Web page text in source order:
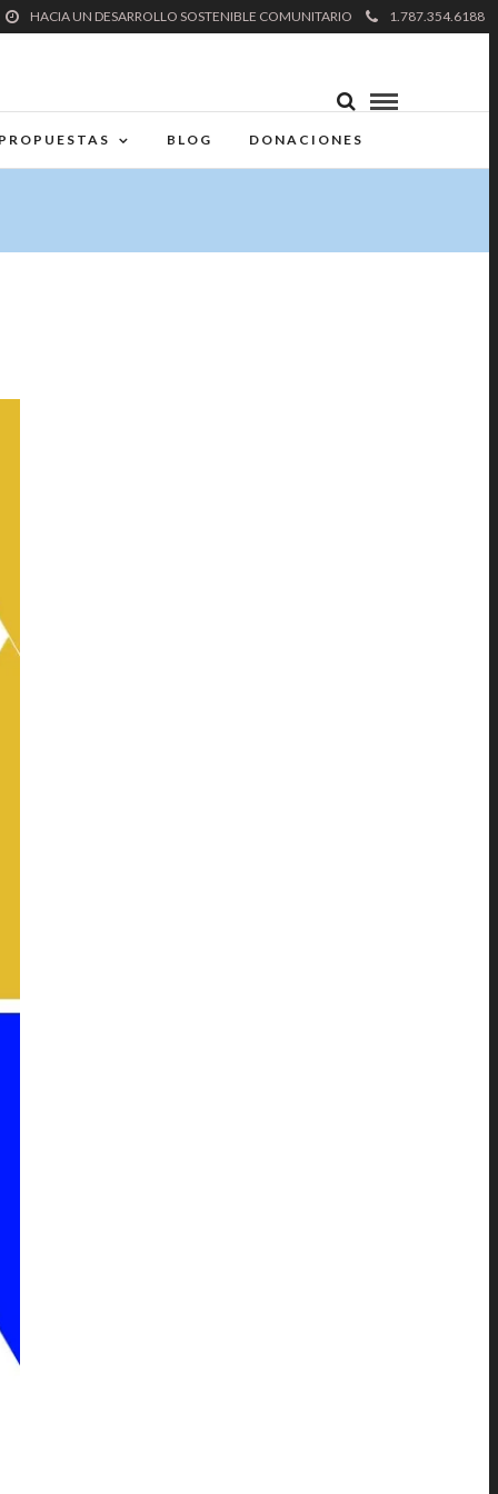
HACIA UN DESARROLLO SOSTENIBLE COMUNITARIO 1.787.354.6188
BLOG DONACIONES